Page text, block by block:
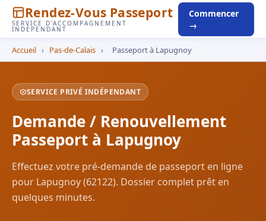
Rendez-Vous Passeport
SERVICE D'ACCOMPAGNEMENT
INDÉPENDANT
Commencer
→
Accueil › Pas-de-Calais › Passeport à Lapugnoy
SERVICE PRIVÉ INDÉPENDANT
Demande / Renouvellement
Passeport à Lapugnoy
Effectuez votre pré-demande de passeport en ligne
pour Lapugnoy (62122). Dossier complet prêt en
quelques minutes.